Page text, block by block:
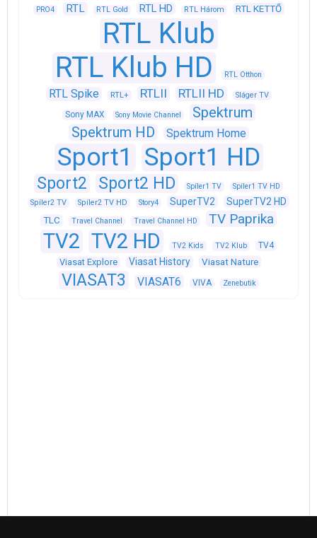
PRO4 RTL RTL Gold RTL HD RTL Három RTL KETTŐ
RTL Klub
RTL Klub HD
RTL Otthon
RTL Spike RTL+ RTLII RTLII HD Sláger TV
Sony MAX Sony Movie Channel
Spektrum
Spektrum HD
Spektrum Home
Sport1 Sport1 HD
Sport2 Sport2 HD Spíler1 TV
Spíler1 TV HD
Spíler2 TV
Spíler2 TV HD Story4 SuperTV2 SuperTV2 HD
TLC Travel Channel Travel Channel HD TV Paprika
TV2 TV2 HD TV2 Kids TV2 Klub TV4
Viasat Explore Viasat History Viasat Nature
VIASAT3 VIASAT6 VIVA Zenebutik